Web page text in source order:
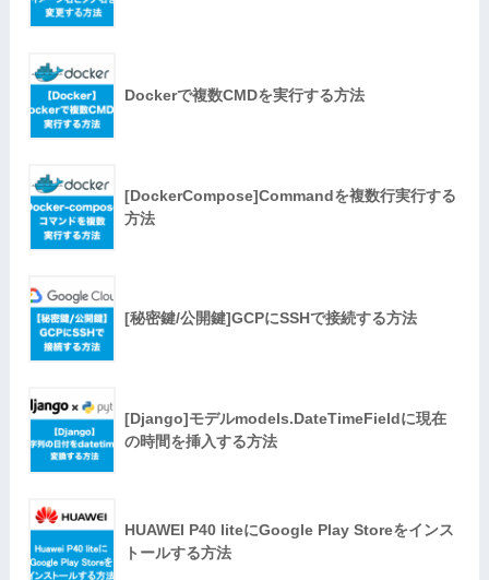
Dockerで複数CMDを実行する方法
[DockerCompose]Commandを複数行実行する
方法
[秘密鍵/公開鍵]GCPにSSHで接続する方法
[Django]モデルmodels.DateTimeFieldに現在
の時間を挿入する方法
HUAWEI P40 liteにGoogle Play Storeをインス
トールする方法